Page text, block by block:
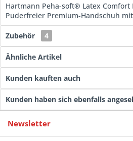
Hartmann Peha-soft® Latex Comfort
Puderfreier Premium-Handschuh
Zubehör 4
Ähnliche Artikel
Kunden kauften auch
Kunden haben sich ebenfalls
Newsletter